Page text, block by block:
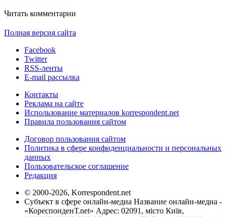
Читать комментарии
Полная версия сайта
Facebook
Twitter
RSS-ленты
E-mail рассылка
Контакты
Реклама на сайте
Использование материалов korrespondent.net
Правила пользования сайтом
Договор пользования сайтом
Политика в сфере конфиденциальности и персональных
данных
Пользовательское соглашение
Редакция
© 2000-2026, Korrespondent.net
Субъект в сфере онлайн-медиа Название онлайн-медиа -
«КореспонденТ.net» Адрес: 02091, місто Київ,